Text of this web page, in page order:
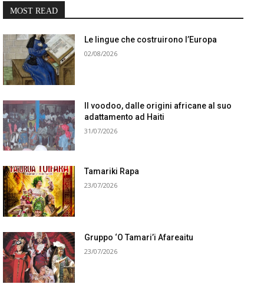
MOST READ
Le lingue che costruirono l’Europa
02/08/2026
Il voodoo, dalle origini africane al suo
adattamento ad Haiti
31/07/2026
Tamariki Rapa
23/07/2026
Gruppo ‘O Tamari’i Afareaitu
23/07/2026